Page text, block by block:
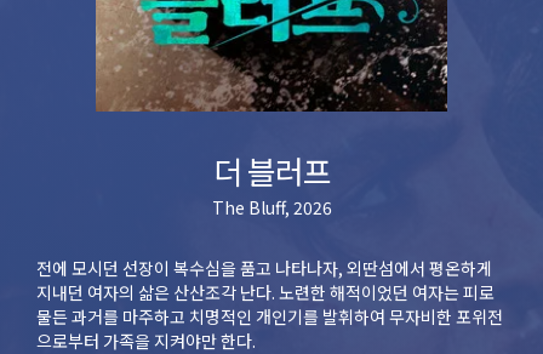
더 블러프
The Bluff, 2026
전에 모시던 선장이 복수심을 품고 나타나자, 외딴섬에서 평온하게
지내던 여자의 삶은 산산조각 난다. 노련한 해적이었던 여자는 피로
물든 과거를 마주하고 치명적인 개인기를 발휘하여 무자비한 포위전
으로부터 가족을 지켜야만 한다.